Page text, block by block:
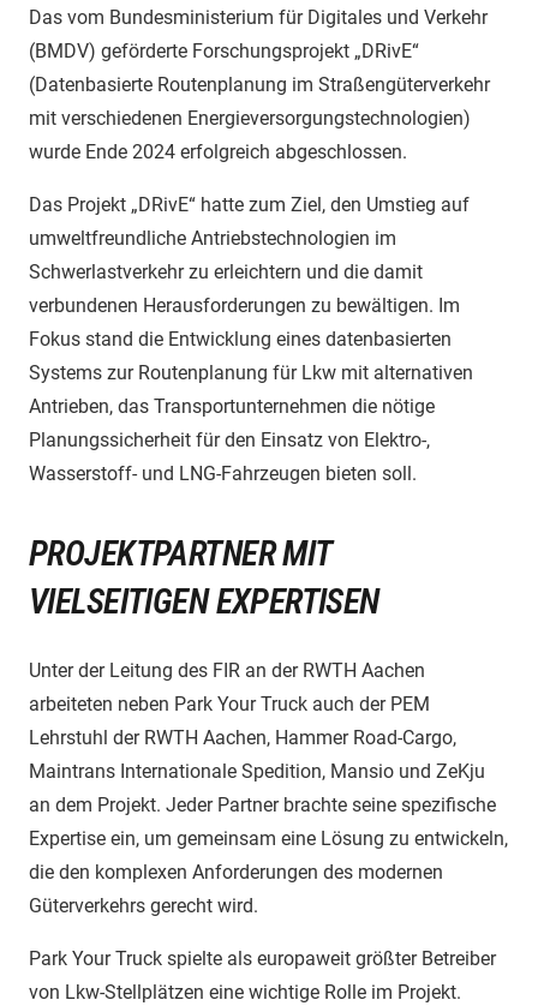
Das vom Bundesministerium für Digitales und Verkehr
(BMDV) geförderte Forschungsprojekt „DRivE“
(Datenbasierte Routenplanung im Straßengüterverkehr
mit verschiedenen Energieversorgungstechnologien)
wurde Ende 2024 erfolgreich abgeschlossen.
Das Projekt „DRivE“ hatte zum Ziel, den Umstieg auf
umweltfreundliche Antriebstechnologien im
Schwerlastverkehr zu erleichtern und die damit
verbundenen Herausforderungen zu bewältigen. Im
Fokus stand die Entwicklung eines datenbasierten
Systems zur Routenplanung für Lkw mit alternativen
Antrieben, das Transportunternehmen die nötige
Planungssicherheit für den Einsatz von Elektro-,
Wasserstoff- und LNG-Fahrzeugen bieten soll.
PROJEKTPARTNER MIT
VIELSEITIGEN EXPERTISEN
Unter der Leitung des FIR an der RWTH Aachen
arbeiteten neben Park Your Truck auch der PEM
Lehrstuhl der RWTH Aachen, Hammer Road-Cargo,
Maintrans Internationale Spedition, Mansio und ZeKju
an dem Projekt. Jeder Partner brachte seine spezifische
Expertise ein, um gemeinsam eine Lösung zu entwickeln,
die den komplexen Anforderungen des modernen
Güterverkehrs gerecht wird.
Park Your Truck spielte als europaweit größter Betreiber
von Lkw-Stellplätzen eine wichtige Rolle im Projekt.